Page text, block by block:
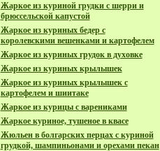
Жаркое из куриной грудки с шерри и
брюссельской капустой
Жаркое из куриных бедер с
королевскими вешенками и картофелем
Жаркое из куриных грудок в духовке
Жаркое из куриных крылышек
Жаркое из куриных крылышек с
картофелем и шиитаке
Жаркое из курицы с варениками
Жаркое куриное, тушеное в квасе
Жюльен в болгарских перцах с куриной
грудкой, шампиньонами и орехами пекан